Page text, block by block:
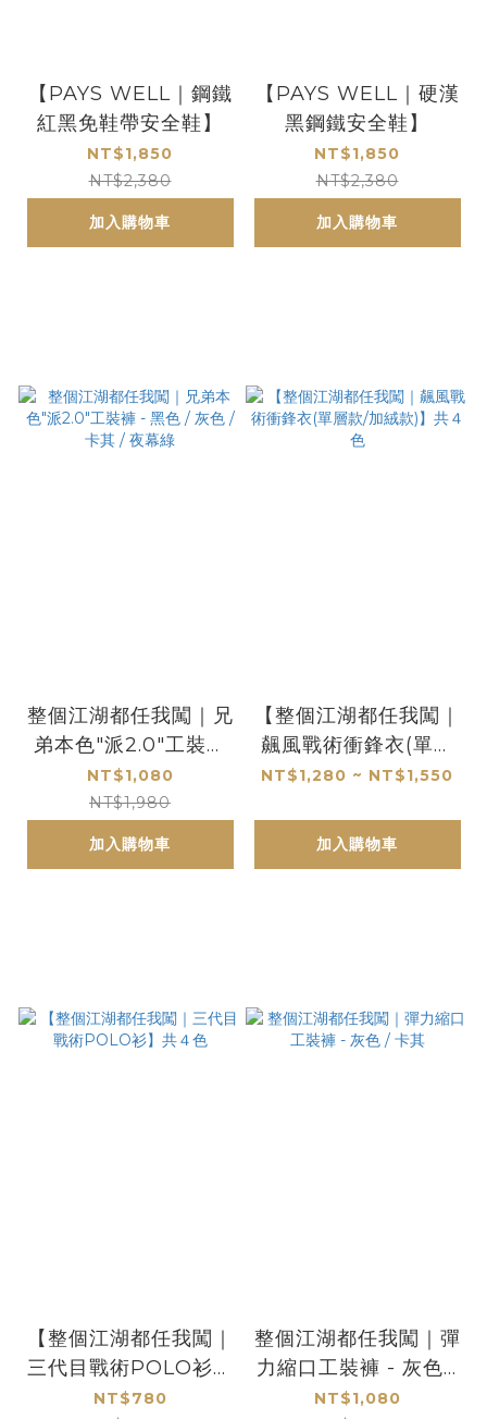
【PAYS WELL｜鋼鐵
紅黑免鞋帶安全鞋】
NT$1,850
NT$2,380
加入購物車
【PAYS WELL｜硬漢
黑鋼鐵安全鞋】
NT$1,850
NT$2,380
加入購物車
整個江湖都任我闖｜兄
弟本色"派2.0"工裝褲
- 黑色 / 灰色 / 卡其 /
夜幕綠
NT$1,080
NT$1,980
加入購物車
【整個江湖都任我闖｜
飆風戰術衝鋒衣(單層
款/加絨款)】共４色
NT$1,280 ~ NT$1,550
加入購物車
【整個江湖都任我闖｜
三代目戰術POLO衫】
共４色
NT$780
整個江湖都任我闖｜彈
力縮口工裝褲 - 灰色 /
卡其
NT$1,080